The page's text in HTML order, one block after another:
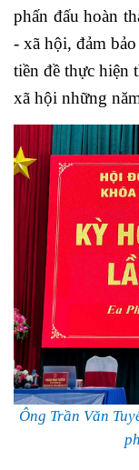
phấn đấu hoàn
- xã hội, đảm
tiền đề thực hiện
xã hội những
Ông Trần Văn